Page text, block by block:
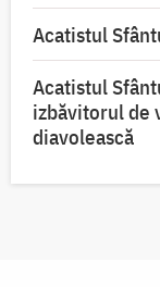
Acatistul
Acatistul
izbăvitorul de
diavolească